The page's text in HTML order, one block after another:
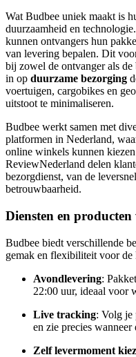
Wat Budbee uniek maakt is
duurzaamheid en
kunnen ontvangers hun
van levering bepalen. Dit
bij zowel de ontvanger als de
in op duurzame bezorging
voertuigen, cargobikes en
uitstoot te minimaliseren.
Budbee werkt samen met
platformen in Nederland,
online winkels kunnen
ReviewNederland delen
bezorgdienst, van de
betrouwbaarheid.
Diensten en
Budbee biedt verschillende
gemak en flexibiliteit voor de
Avondlevering:
22:00 uur, ideaal voor
Live tracking: Volg je
en zie precies
Zelf levermoment